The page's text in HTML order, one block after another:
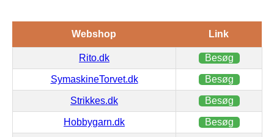
Webshop Link
Rito.dk Besøg
SymaskineTorvet.dk Besøg
Strikkes.dk Besøg
Hobbygarn.dk Besøg